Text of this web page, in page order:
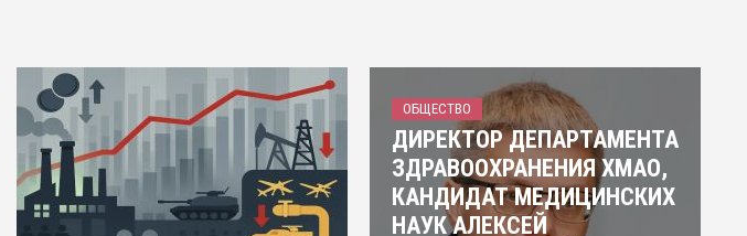
ОБЩЕСТВО
ДИРЕКТОР ДЕПАРТАМЕНТА
ЗДРАВООХРАНЕНИЯ ХМАО,
КАНДИДАТ МЕДИЦИНСКИХ
НАУК АЛЕКСЕЙ